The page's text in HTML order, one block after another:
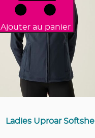
Ajouter au panier
Ladies Uproar Softshell